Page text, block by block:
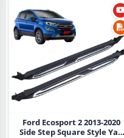
Ford Ecosport 2 2013-2020
Side Step Square Style Yan